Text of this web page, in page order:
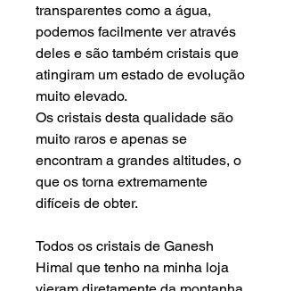
transparentes como a água,
podemos facilmente ver através
deles e são também cristais que
atingiram um estado de evolução
muito elevado.
Os cristais desta qualidade são
muito raros e apenas se
encontram a grandes altitudes, o
que os torna extremamente
difíceis de obter.
Todos os cristais de Ganesh
Himal que tenho na minha loja